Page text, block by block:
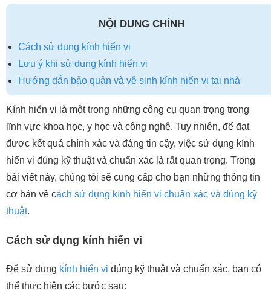
NỘI DUNG CHÍNH
Cách sử dụng kính hiển vi
Lưu ý khi sử dụng kính hiển vi
Hướng dẫn bảo quản và vệ sinh kính hiển vi tại nhà
Kính hiển vi là một trong những công cụ quan trọng trong
lĩnh vực khoa học, y học và công nghệ. Tuy nhiên, để đạt
được kết quả chính xác và đáng tin cậy, việc sử dụng kính
hiển vi đúng kỹ thuật và chuẩn xác là rất quan trọng. Trong
bài viết này, chúng tôi sẽ cung cấp cho bạn những thông tin
cơ bản về cách sử dụng kính hiển vi chuẩn xác và đúng kỹ
thuật.
Cách sử dụng kính hiển vi
Để sử dụng kính hiển vi đúng kỹ thuật và chuẩn xác, bạn có
thể thực hiện các bước sau: